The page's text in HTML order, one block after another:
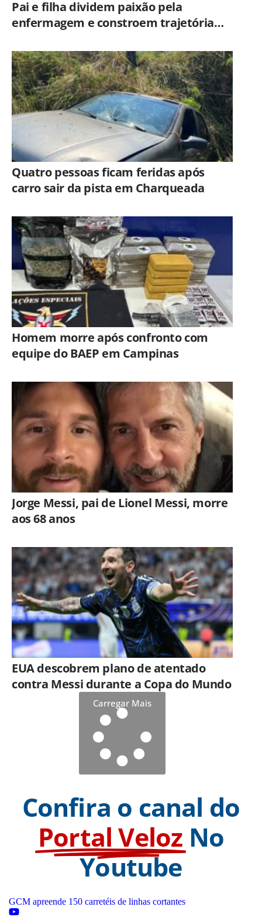
Pai e filha dividem paixão pela
enfermagem e constroem trajetória
Americana
Quatro pessoas ficam feridas após
carro sair da pista em Charqueada
Homem morre após confronto com
equipe do BAEP em Campinas
Jorge Messi, pai de Lionel Messi, morre
aos 68 anos
EUA descobrem plano de atentado
contra Messi durante a Copa do Mundo
Carregar Mais
Confira o canal do
Portal Veloz No
Youtube
GCM apreende 150 carretéis de linhas cortantes